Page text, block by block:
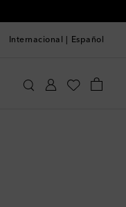
Internacional Español